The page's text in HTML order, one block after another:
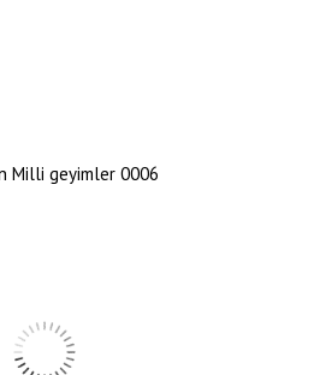
Milli geyimler 0006